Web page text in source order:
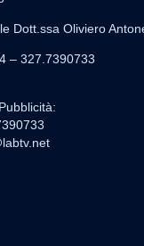
Dott.ssa Oliviero
– 327.7390733